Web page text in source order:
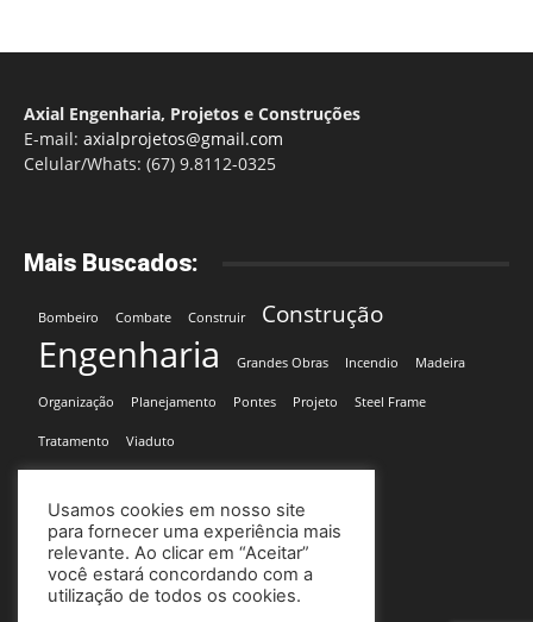
Axial Engenharia, Projetos e Construções
E-mail: axialprojetos@gmail.com
Celular/Whats: (67) 9.8112-0325
Mais Buscados:
Bombeiro Combate Construir Construção
Engenharia Grandes Obras Incendio Madeira
Organização Planejamento Pontes Projeto Steel Frame
Tratamento Viaduto
Site desenvolvido por: Soma Mídia
Usamos cookies em nosso site
para fornecer uma experiência mais
relevante. Ao clicar em “Aceitar”
você estará concordando com a
utilização de todos os cookies.